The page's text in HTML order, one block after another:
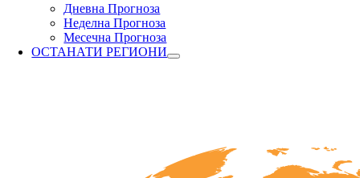
Дневна Прогноза
Неделна Прогноза
Месечна Прогноза
ОСТАНАТИ РЕГИОНИ